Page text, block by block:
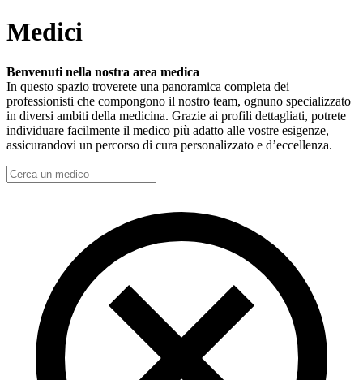
Medici
Benvenuti nella nostra area medica
In questo spazio troverete una panoramica completa dei
professionisti che compongono il nostro team, ognuno specializzato
in diversi ambiti della medicina. Grazie ai profili dettagliati, potrete
individuare facilmente il medico più adatto alle vostre esigenze,
assicurandovi un percorso di cura personalizzato e d’eccellenza.